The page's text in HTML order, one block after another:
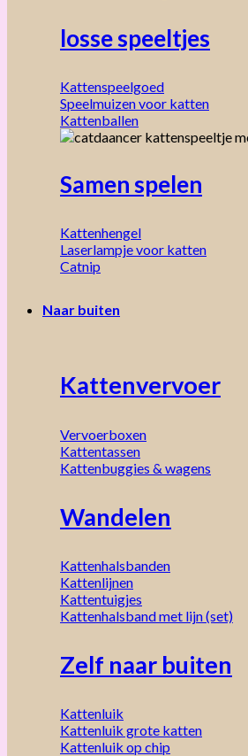
losse speeltjes
Kattenspeelgoed
Speelmuizen voor katten
Kattenballen
Samen spelen
Kattenhengel
Laserlampje voor katten
Catnip
Naar buiten
Kattenvervoer
Vervoerboxen
Kattentassen
Kattenbuggies & wagens
Wandelen
Kattenhalsbanden
Kattenlijnen
Kattentuigjes
Kattenhalsband met lijn (set)
Zelf naar buiten
Kattenluik
Kattenluik grote katten
Kattenluik op chip